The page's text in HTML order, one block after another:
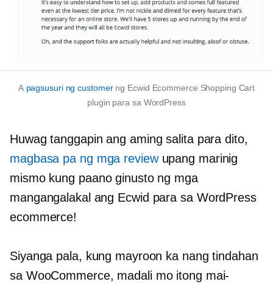
A pagsusuri ng customerng Ecwid Ecommerce Shopping Cart
plugin para sa WordPress
Huwag tanggapin ang aming salita para dito,
magbasa pa ng mga reviewupang marinig
mismo kung paano ginusto ng mga
mangangalakal ang Ecwid para sa WordPress
ecommerce!
Siyanga pala, kung mayroon ka nang tindahan
sa WooCommerce, madali mo itong mai-